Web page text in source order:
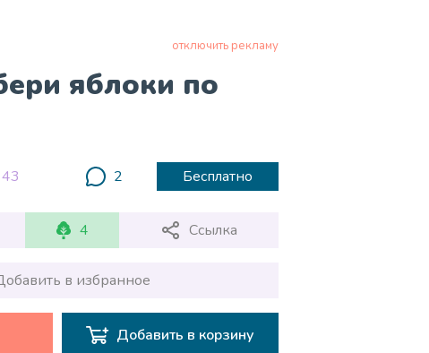
отключить рекламу
яблоки по
43 2 Бесплатно
4 Ссылка
в избранное
Добавить в корзину